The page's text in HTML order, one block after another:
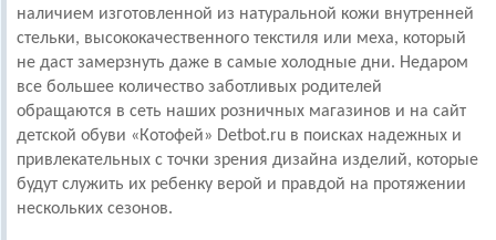
наличием изготовленной из натуральной кожи внутренней
стельки, высококачественного текстиля или меха, который
не даст замерзнуть даже в самые холодные дни. Недаром
все большее количество заботливых родителей
обращаются в сеть наших розничных магазинов и на сайт
детской обуви «Котофей» Detbot.ru в поисках надежных и
привлекательных с точки зрения дизайна изделий, которые
будут служить их ребенку верой и правдой на протяжении
нескольких сезонов.